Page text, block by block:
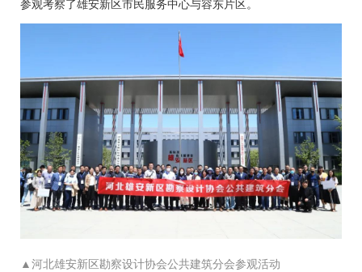
参观考察了雄安新区市民服务中心与容东片区。
▲河北雄安新区勘察设计协会公共建筑分会参观活动